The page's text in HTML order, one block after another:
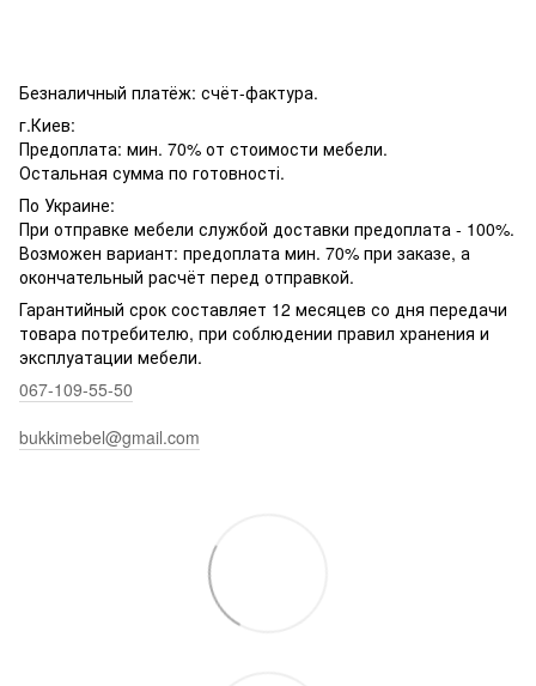
Безналичный платёж: счёт-фактура.
г.Киев:
Предоплата: мин. 70% от стоимости мебели.
Остальная сумма по готовності.
По Украине:
При отправке мебели службой доставки предоплата - 100%.
Возможен вариант: предоплата мин. 70% при заказе, а
окончательный расчёт перед отправкой.
Гарантийный срок составляет 12 месяцев со дня передачи
товара потребителю, при соблюдении правил хранения и
эксплуатации мебели.
067-109-55-50
bukkimebel@gmail.com